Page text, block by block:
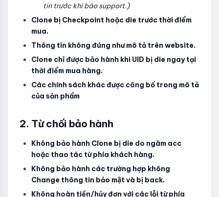
tin trước khi báo support.)
Clone bị Checkpoint hoặc die trước thời điểm
mua.
Thông tin không đúng như mô tả trên website.
Clone chỉ được bảo hành khi UID bị die ngay tại
thời điểm mua hàng.
Các chính sách khác được công bố trong mô tả
của sản phẩm
2. Từ chối bảo hành
Không bảo hành Clone bị die do ngâm acc
hoặc thao tác từ phía khách hàng.
Không bảo hành các trường hợp không
Change thông tin bảo mật và bị back.
Không hoàn tiền/hủy đơn với các lỗi từ phía